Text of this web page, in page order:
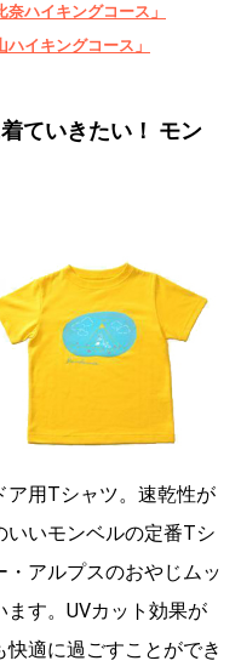
ハイキングコース」
イキングコース」
ていきたい！ モン
ア用Tシャツ。速乾性が
いいモンベルの定番Tシ
アルプスのおやじムッ
す。UVカット効果が
適に過ごすことができ